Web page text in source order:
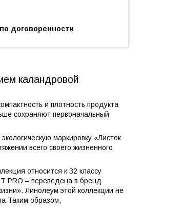
по договоренности
каландровой
и плотность продукта
сохраняют первоначальный
маркировку «Листок
всего своего жизненного
относится к 32 классу
PRO – переведена в бренд
Линолеум этой коллекции не
образом,